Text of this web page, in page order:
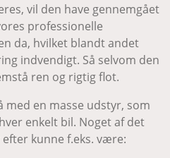
vil den have gennemgået
professionelle
da, hvilket blandt andet
indvendigt. Så selvom den
ren og rigtig flot.
med en masse udstyr, som
enkelt bil. Noget af det
kunne f.eks. være: